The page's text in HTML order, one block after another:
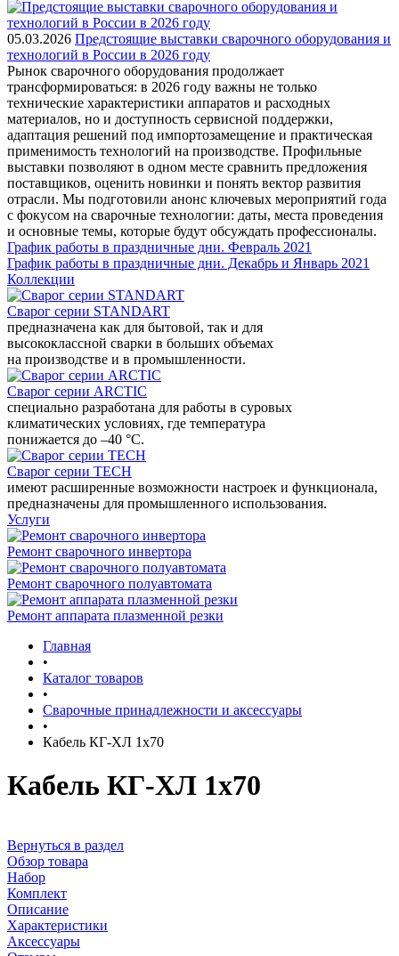
05.03.2026 Предстоящие выставки сварочного оборудования и
технологий в России в 2026 году
Рынок сварочного оборудования продолжает
трансформироваться: в 2026 году важны не только
технические характеристики аппаратов и расходных
материалов, но и доступность сервисной поддержки,
адаптация решений под импортозамещение и практическая
применимость технологий на производстве. Профильные
выставки позволяют в одном месте сравнить предложения
поставщиков, оценить новинки и понять вектор развития
отрасли. Мы подготовили анонс ключевых мероприятий года
с фокусом на сварочные технологии: даты, места проведения
и основные темы, которые будут обсуждать профессионалы.
График работы в праздничные дни. Февраль 2021
График работы в праздничные дни. Декабрь и Январь 2021
Коллекции
Сварог серии STANDART
предназначена как для бытовой, так и для
высококлассной сварки в больших объемах
на производстве и в промышленности.
Сварог серии ARCTIC
специально разработана для работы в суровых
климатических условиях, где температура
понижается до –40 °С.
Сварог серии TECH
имеют расширенные возможности настроек и функционала,
предназначены для промышленного использования.
Услуги
Ремонт сварочного инвертора
Ремонт сварочного полуавтомата
Ремонт аппарата плазменной резки
Главная
•
Каталог товаров
•
Сварочные принадлежности и аксессуары
•
Кабель КГ-ХЛ 1х70
Кабель КГ-ХЛ 1х70
Вернуться в раздел
Обзор товара
Набор
Комплект
Описание
Характеристики
Аксессуары